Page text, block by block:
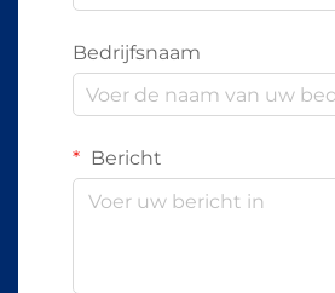
Bedrijfsnaam
Bericht